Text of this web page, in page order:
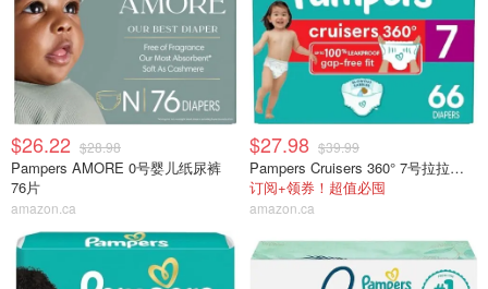
$26.22 $28.98
Pampers AMORE 0号婴儿纸尿裤
76片
amazon.ca
$27.98 $39.99
Pampers Cruisers 360° 7号拉拉裤 66片
订阅+领券！超值必囤
amazon.ca